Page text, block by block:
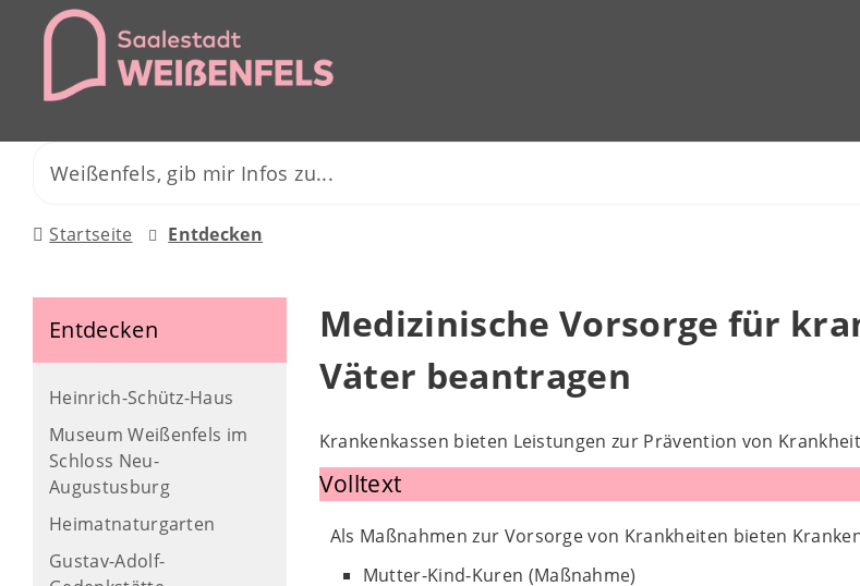
Startseite Entdecken
Entdecken
Heinrich-Schütz-Haus
Museum Weißenfels im
Schloss Neu-
Augustusburg
Heimatnaturgarten
Gustav-Adolf-
Medizinische Vorsorge für
Väter beantragen
Krankenkassen bieten Leistungen zur Prävention von
Volltext
Als Maßnahmen zur Vorsorge von Krankheiten bieten
Mutter-Kind-Kuren (Maßnahme)